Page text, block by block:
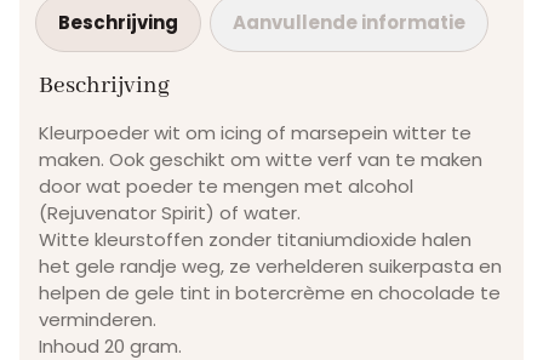
Beschrijving Aanvullende informatie
Beschrijving
Kleurpoeder wit om icing of marsepein witter te
maken. Ook geschikt om witte verf van te maken
door wat poeder te mengen met alcohol
(Rejuvenator Spirit) of water.
Witte kleurstoffen zonder titaniumdioxide halen
het gele randje weg, ze verhelderen suikerpasta en
helpen de gele tint in botercrème en chocolade te
verminderen.
Inhoud 20 gram.